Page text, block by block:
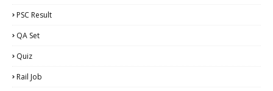
PSC Result
QA Set
Quiz
Rail Job